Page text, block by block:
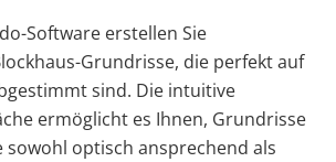
Software erstellen Sie
Grundrisse, die perfekt auf
sind. Die intuitive
ermöglicht es Ihnen, Grundrisse
sowohl optisch ansprechend als